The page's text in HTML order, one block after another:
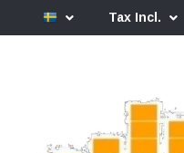
Tax Incl.